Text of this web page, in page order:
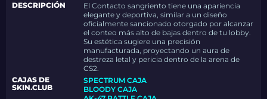
DESCRIPCIÓN
El Contacto sangriento tiene una apariencia
elegante y deportiva, similar a un diseño
oficialmente sancionado otorgado por alcanzar
el conteo más alto de bajas dentro de tu lobby.
Su estética sugiere una precisión
manufacturada, proyectando un aura de
destreza letal y pericia dentro de la arena de
CS2.
CAJAS DE
SKIN.CLUB
SPECTRUM CAJA
BLOODY CAJA